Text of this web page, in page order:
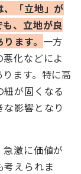
、「立地」が
、立地が良
ます。 一方
化などによ
ます。特に高
が固くなる
影響となり
激に価値が
えられま